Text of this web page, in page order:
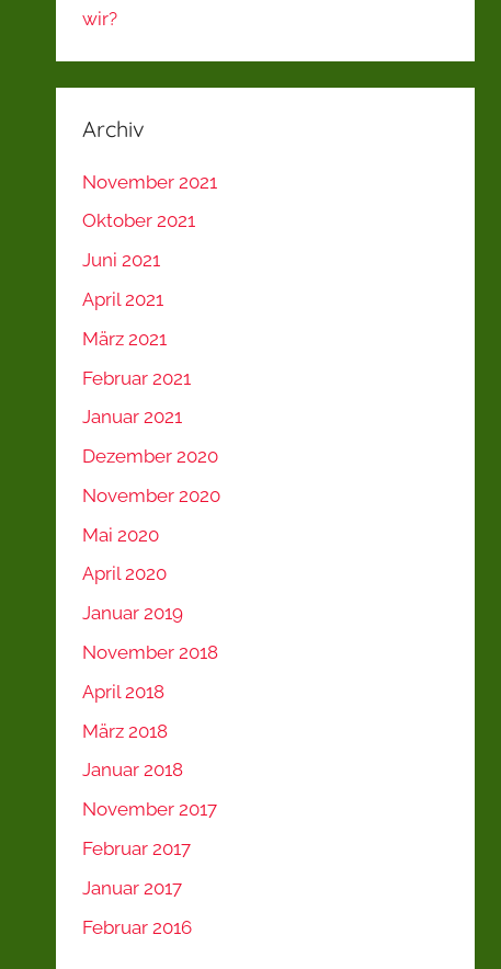
wir?
Archiv
November 2021
Oktober 2021
Juni 2021
April 2021
März 2021
Februar 2021
Januar 2021
Dezember 2020
November 2020
Mai 2020
April 2020
Januar 2019
November 2018
April 2018
März 2018
Januar 2018
November 2017
Februar 2017
Januar 2017
Februar 2016